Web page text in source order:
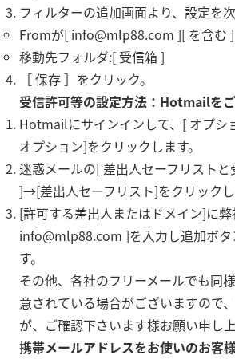
フィルターの追加画面より、設定を
Fromが[ info@mlp88.com ][ を含む ]
移動先フォルダ:[ 受信箱 ]
［ 保存 ］をクリック。
受信許可等の設定方法：Hotmailを
Hotmailにサインインして、[ オプ
オプション]をクリックします。
迷惑メールの[ 差出人セーフリストと
]→[差出人セーフリスト]をクリックし
[許可する差出人またはドメイン]に
info@mlp88.com ]を入力し追加ボタ
す。
その他、各社のフリーメールでも同
意されている場合がございますので
が、ご確認下さいます様お願い申し上
携帯メールアドレスをお使いのお客